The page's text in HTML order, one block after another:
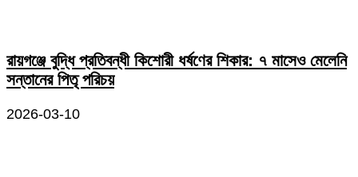
রায়গঞ্জে বুদ্ধি প্রতিবন্ধী কিশোরী ধর্ষণের শিকার: ৭ মাসেও মেলেনি
সন্তানের পিতৃ পরিচয়
2026-03-10